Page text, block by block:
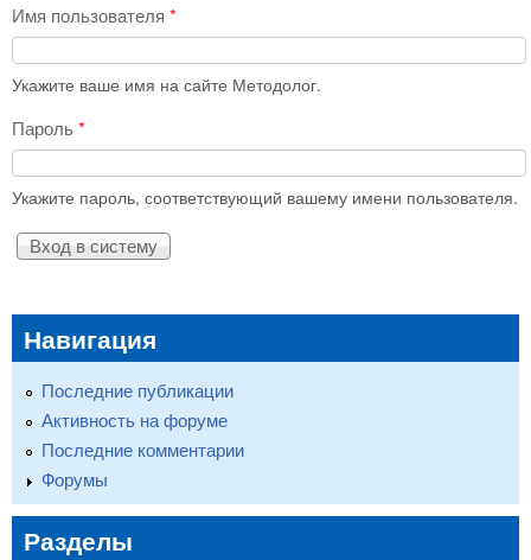
Имя пользователя *
Укажите ваше имя на сайте Методолог.
Пароль*
Укажите пароль, соответствующий вашему имени пользователя.
Навигация
Последние публикации
Активность на форуме
Последние комментарии
Форумы
Разделы